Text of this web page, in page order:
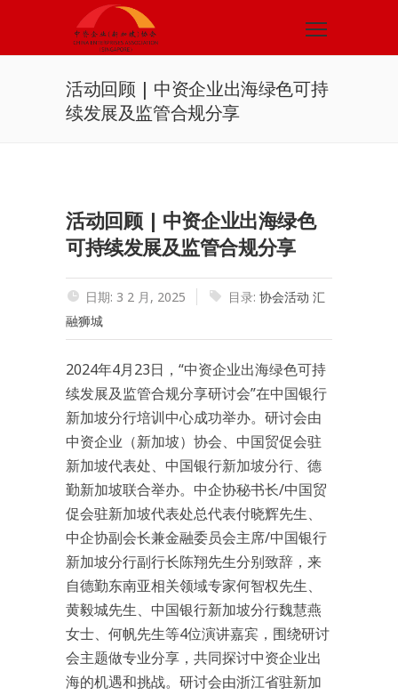
活动回顾 | 中资企业出海绿色可持
续发展及监管合规分享
活动回顾 | 中资企业出海绿色
可持续发展及监管合规分享
日期: 3 2 月, 2025 目录: 协会活动 汇
融狮城
2024年4月23日，“中资企业出海绿色可持
续发展及监管合规分享研讨会”在中国银行
新加坡分行培训中心成功举办。研讨会由
中资企业（新加坡）协会、中国贸促会驻
新加坡代表处、中国银行新加坡分行、德
勤新加坡联合举办。中企协秘书长/中国贸
促会驻新加坡代表处总代表付晓辉先生、
中企协副会长兼金融委员会主席/中国银行
新加坡分行副行长陈翔先生分别致辞，来
自德勤东南亚相关领域专家何智权先生、
黄毅城先生、中国银行新加坡分行魏慧燕
女士、何帆先生等4位演讲嘉宾，围绕研讨
会主题做专业分享，共同探讨中资企业出
海的机遇和挑战。研讨会由浙江省驻新加